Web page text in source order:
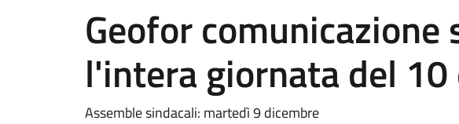
Geofor comunicazione
l'intera giornata del
Assemble sindacali: martedì 9 dicembre